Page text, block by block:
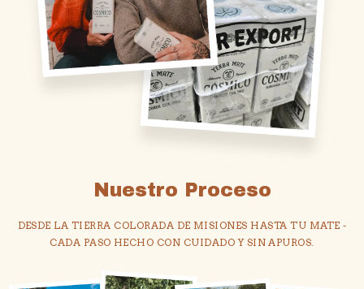
Nuestro Proceso
DESDE LA TIERRA COLORADA DE MISIONES HASTA TU MATE -
CADA PASO HECHO CON CUIDADO Y SIN APUROS.